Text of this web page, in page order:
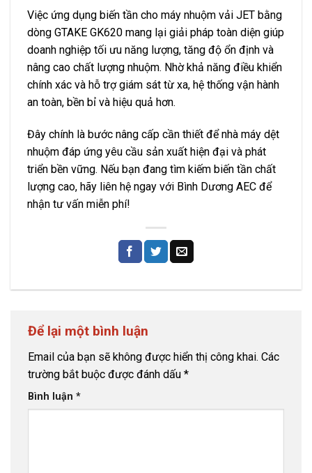
Việc ứng dụng biến tần cho máy nhuộm vải JET bằng
dòng GTAKE GK620 mang lại giải pháp toàn diện giúp
doanh nghiệp tối ưu năng lượng, tăng độ ổn định và
nâng cao chất lượng nhuộm. Nhờ khả năng điều khiển
chính xác và hỗ trợ giám sát từ xa, hệ thống vận hành
an toàn, bền bỉ và hiệu quả hơn.
Đây chính là bước nâng cấp cần thiết để nhà máy dệt
nhuộm đáp ứng yêu cầu sản xuất hiện đại và phát
triển bền vững. Nếu bạn đang tìm kiếm biến tần chất
lượng cao, hãy liên hệ ngay với Bình Dương AEC để
nhận tư vấn miễn phí!
Để lại một bình luận
Email của bạn sẽ không được hiển thị công khai. Các
trường bắt buộc được đánh dấu *
Bình luận *